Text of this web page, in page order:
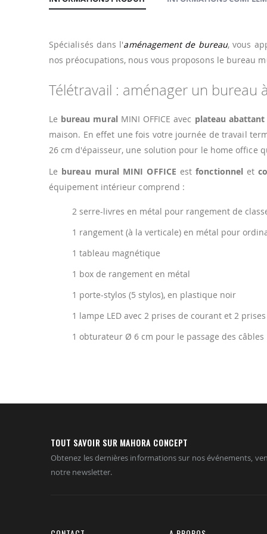
de
d’images
Spécialisés dans l'aménagement de bureau, vous
nos préocupations, nous vous proposons le bureau
Télétravail : aménager un bureau
Le bureau muralMINI OFFICE avec plateau abattant
maison. En effet une fois votre journée de travail
26 cm d'épaisseur, une solution pour le home office
Le bureau mural MINI OFFICE estfonctionnel et
équipement intérieur comprend :
2 serre-livres en métal pour rangement de
1 rangement (à la verticale) en métal pour
1 tableau magnétique
1 box de rangement en métal
1 porte-stylos (5 stylos), en plastique noir
1 lampe LED avec 2 prises de courant et 2 prises
1 obturateur Ø 6 cm pour le passage des câbles
TOUT SAVOIR SUR MAHORA CONCEPT
Obtenez les dernières informations sur nos événements,
notre newsletter.